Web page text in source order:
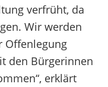
verfrüht, da
Wir werden
Offenlegung
den Bürgerinnen
erklärt